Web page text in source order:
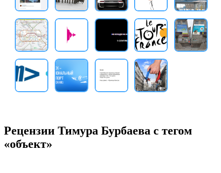
Рецензии Тимура Бурбаева с тегом
«объект»